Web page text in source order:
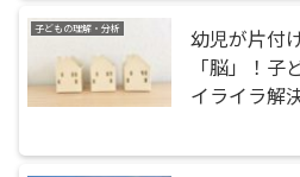
子どもの理解・分析
幼児が片付
「脳」！
イライラ解